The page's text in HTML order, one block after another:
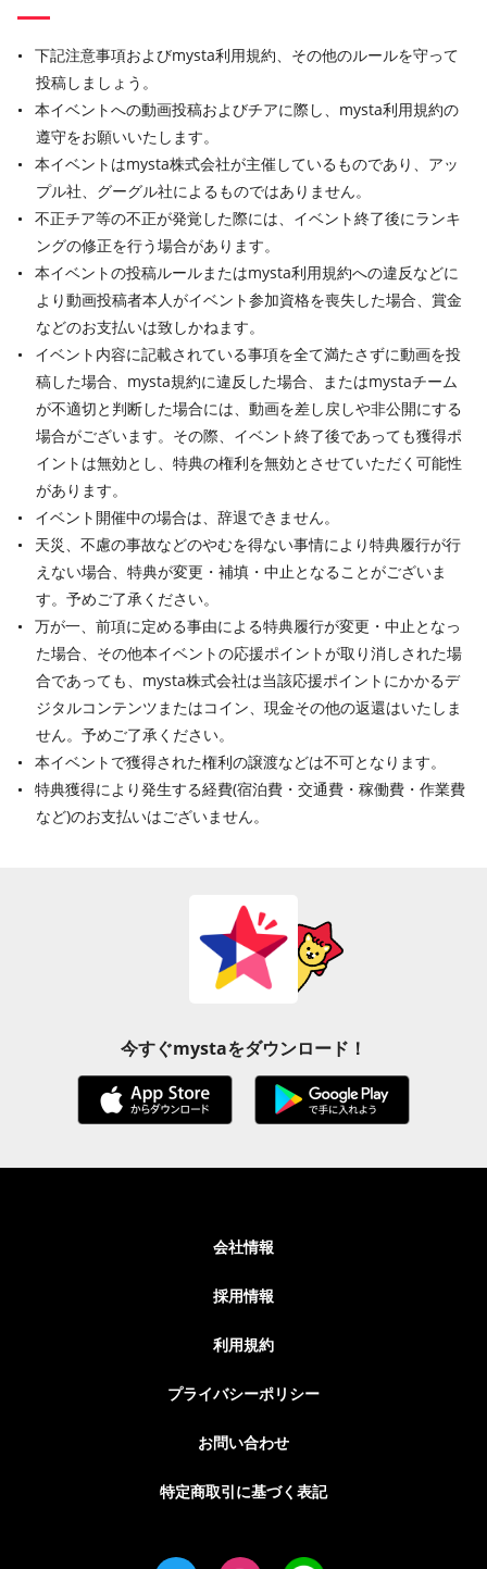
下記注意事項およびmysta利用規約、その他のルールを守って
投稿しましょう。
本イベントへの動画投稿およびチアに際し、mysta利用規約の
遵守をお願いいたします。
本イベントはmysta株式会社が主催しているものであり、アッ
プル社、グーグル社によるものではありません。
不正チア等の不正が発覚した際には、イベント終了後にランキ
ングの修正を行う場合があります。
本イベントの投稿ルールまたはmysta利用規約への違反などに
より動画投稿者本人がイベント参加資格を喪失した場合、賞金
などのお支払いは致しかねます。
イベント内容に記載されている事項を全て満たさずに動画を投
稿した場合、mysta規約に違反した場合、またはmystaチーム
が不適切と判断した場合には、動画を差し戻しや非公開にする
場合がございます。その際、イベント終了後であっても獲得ポ
イントは無効とし、特典の権利を無効とさせていただく可能性
があります。
イベント開催中の場合は、辞退できません。
天災、不慮の事故などのやむを得ない事情により特典履行が行
えない場合、特典が変更・補填・中止となることがございま
す。予めご了承ください。
万が一、前項に定める事由による特典履行が変更・中止となっ
た場合、その他本イベントの応援ポイントが取り消しされた場
合であっても、mysta株式会社は当該応援ポイントにかかるデ
ジタルコンテンツまたはコイン、現金その他の返還はいたしま
せん。予めご了承ください。
本イベントで獲得された権利の譲渡などは不可となります。
特典獲得により発生する経費(宿泊費・交通費・稼働費・作業費
など)のお支払いはございません。
今すぐmystaをダウンロード！
会社情報
採用情報
利用規約
プライバシーポリシー
お問い合わせ
特定商取引に基づく表記